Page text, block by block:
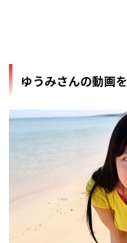
ゆうみさんの動画